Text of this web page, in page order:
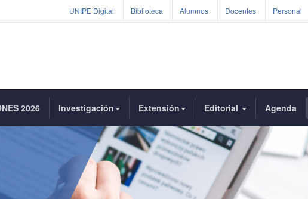
UNIPE Digital Biblioteca Alumnos Docentes Personal
2026 Investigación Extensión Editorial Agenda